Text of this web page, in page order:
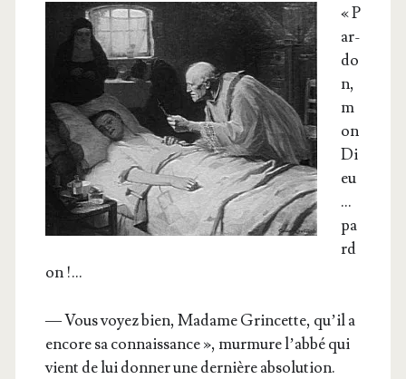
« P
ar­
do
n,
m
on
Di
eu
…
pa
rd
on !…
— Vous voyez bien, Madame Grin­cette, qu’il a
encore sa connais­sance », mur­mure l’ab­bé qui
vient de lui don­ner une der­nière absolution.